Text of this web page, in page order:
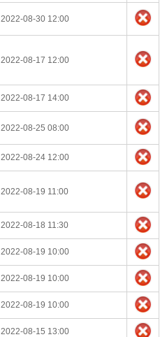
2022-08-30 12:00
2022-08-17 12:00
2022-08-17 14:00
2022-08-25 08:00
2022-08-24 12:00
2022-08-19 11:00
2022-08-18 11:30
2022-08-19 10:00
2022-08-19 10:00
2022-08-19 10:00
2022-08-15 13:00